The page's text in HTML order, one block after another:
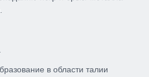
в области талии